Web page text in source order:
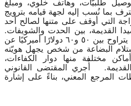
طلبيّات، وهاتف خلوي، ومبلغ
بما نُسب إليه لجهة قيامه بترويج
التي أوقف على متنها لصالح أحد
القديمة، بين الحدت والشويفات.
وأضاف أنه يتقاضى مبلغًا يتراوح بين ٥٠ و٦٠ دولارًا أميركيًا عن
البضاعة من شخص يجهل هويّته
مختلفة منها دوار الكفاءات،
أُجري المقتضى القانوني
المرجع المعني، بناءً على إشارة